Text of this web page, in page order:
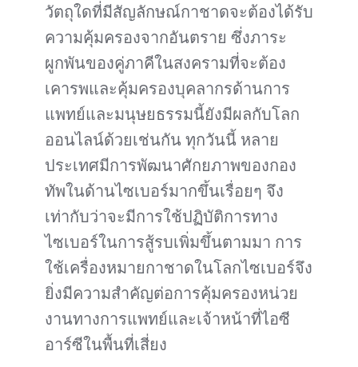
วัตถุใดที่มีสัญลักษณ์กาชาดจะต้องได้รับ
ความคุ้มครองจากอันตราย ซึ่งภาระ
ผูกพันของคู่ภาคีในสงครามที่จะต้อง
เคารพและคุ้มครองบุคลากรด้านการ
แพทย์และมนุษยธรรมนี้ยังมีผลกับโลก
ออนไลน์ด้วยเช่นกัน ทุกวันนี้ หลาย
ประเทศมีการพัฒนาศักยภาพของกอง
ทัพในด้านไซเบอร์มากขึ้นเรื่อยๆ จึง
เท่ากับว่าจะมีการใช้ปฏิบัติการทาง
ไซเบอร์ในการสู้รบเพิ่มขึ้นตามมา การ
ใช้เครื่องหมายกาชาดในโลกไซเบอร์จึง
ยิ่งมีความสำคัญต่อการคุ้มครองหน่วย
งานทางการแพทย์และเจ้าหน้าที่ไอซี
อาร์ซีในพื้นที่เสี่ยง